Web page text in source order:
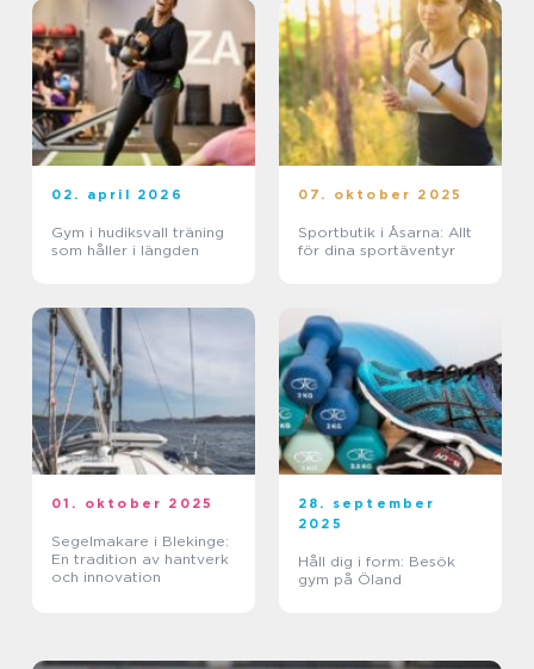
02. april 2026
Gym i hudiksvall träning
som håller i längden
07. oktober 2025
Sportbutik i Åsarna: Allt
för dina sportäventyr
01. oktober 2025
Segelmakare i Blekinge:
En tradition av hantverk
och innovation
28. september
2025
Håll dig i form: Besök
gym på Öland